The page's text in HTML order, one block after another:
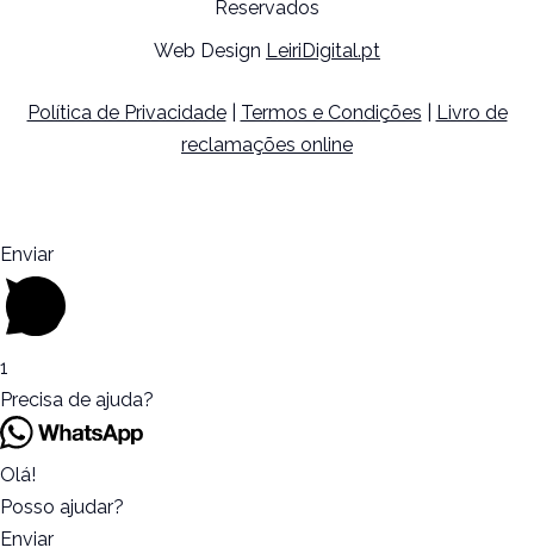
Reservados
Web Design LeiriDigital.pt
Política de Privacidade| Termos e Condições
Livro de
reclamações online
Enviar
1
Precisa de ajuda?
Olá!
Posso ajudar?
Enviar